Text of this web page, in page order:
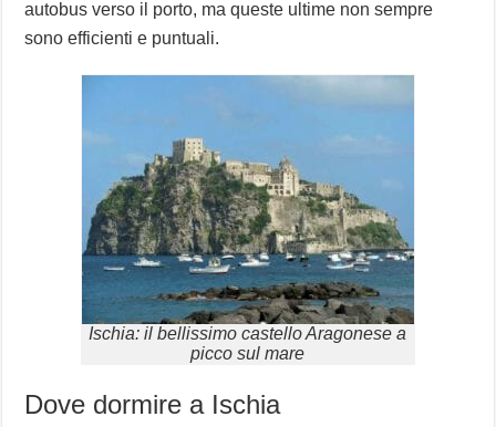
autobus verso il porto, ma queste ultime non sempre
sono efficienti e puntuali.
Ischia: il bellissimo castello Aragonese a
picco sul mare
Dove dormire a Ischia